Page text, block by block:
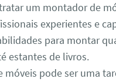
um montador de
experientes e
para montar
estantes de livros.
pode ser uma